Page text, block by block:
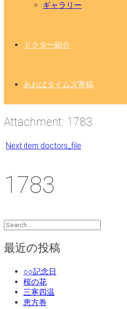
ギャラリー
ドクター紹介
あおばタイムズ寄稿
Attachment: 1783
Next item doctors_file
1783
最近の投稿
○○記念日
桜の花
三寒四温
恵方巻